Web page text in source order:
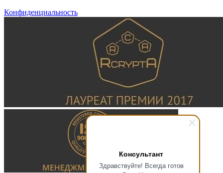
Консультант
Здравствуйте! Всегда готов
Конфиденциальность